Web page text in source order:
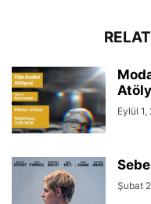
Eylül 1,
Şubat